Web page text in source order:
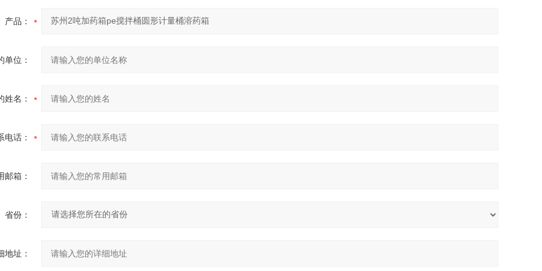
产品：
单位：
姓名：
电话：
邮箱：
省份：
地址：